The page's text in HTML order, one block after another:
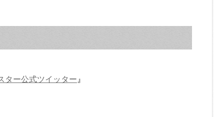
ター公式ツイッター 』